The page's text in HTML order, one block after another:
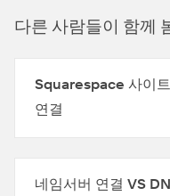
다른 사람들이 함께
Squarespace 사이
연결
네임서버 연결 VS